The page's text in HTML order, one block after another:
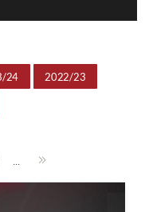
24 2022/23
...